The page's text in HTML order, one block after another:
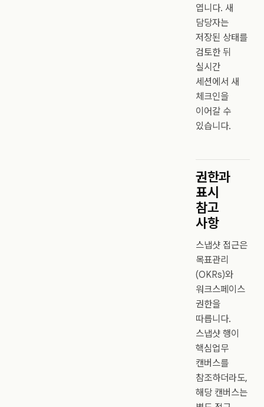
엽니다. 새
담당자는
저장된 상태를
검토한 뒤
실시간
세션에서 새
체크인을
이어갈 수
있습니다.
권한과
표시
참고
사항
스냅샷 접근은
목표관리
(OKRs)와
워크스페이스
권한을
따릅니다.
스냅샷 행이
핵심업무
캔버스를
참조하더라도,
해당 캔버스는